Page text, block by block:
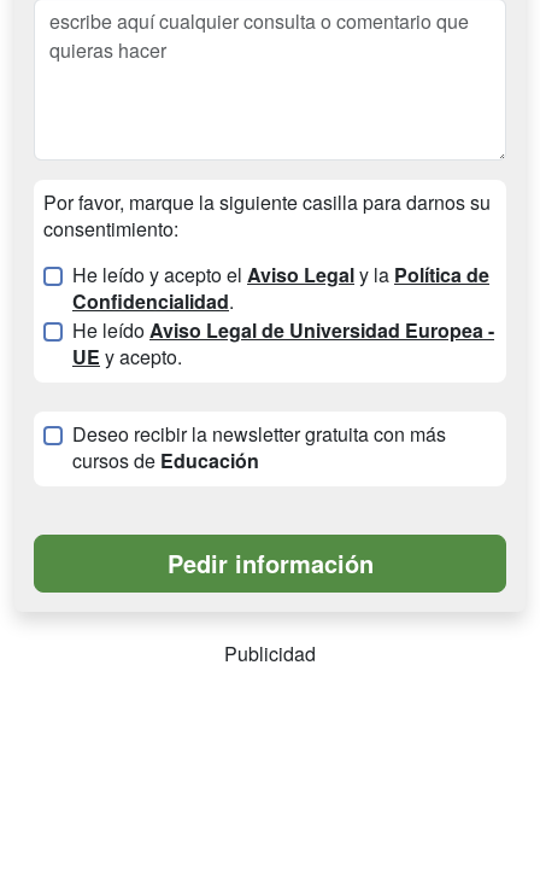
Por favor, marque la siguiente casilla para darnos su
consentimiento:
He leído y acepto el Aviso Legaly la Política de
Confidencialidad.
He leídoAviso Legal de Universidad Europea -
UE y acepto.
Deseo recibir la newsletter gratuita con más
cursos de Educación
Publicidad